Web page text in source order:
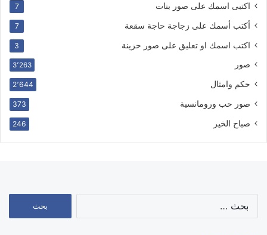
اكتبى اسمك على صور بنات 7
أكتب أسمك على زجاجة حاجة سقعة 7
اكتب اسمك او تعليق على صور حزينة 3
صور 3٬263
حكم وامثال 2٬644
صور حب ورومانسية 373
صباح الخير 246